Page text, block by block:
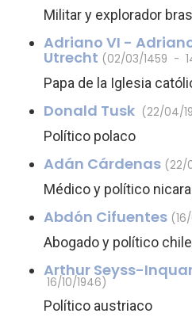
Militar y explorador
Adriano VI -
Utrecht (02/03/1459 -
Papa de la Iglesia
Donald Tusk (22/04/
Político polaco
Adán Cárdenas (22/
Médico y político
Abdón Cifuentes
Abogado y político
Arthur Seyss-
16/10/1946)
Político austriaco